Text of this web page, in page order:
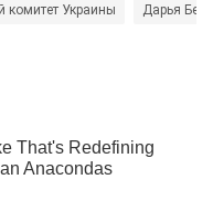
комитет Украины Дарья